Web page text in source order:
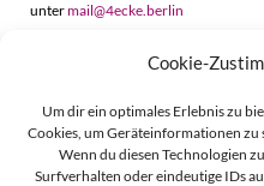
Cookie-
Um dir ein optimales Erlebnis zu
Cookies, um Geräteinformationen
Wenn du diesen Technologien
Surfverhalten oder eindeutige IDs
untermail@4ecke.berlin